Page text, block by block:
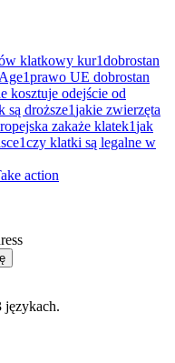
klatkowy kur1dobrostan
1prawo UE dobrostan
kosztuje odejście od
są droższe1jakie zwierzęta
zakaże klatek1jak
1czy klatki są legalne w
action
językach.